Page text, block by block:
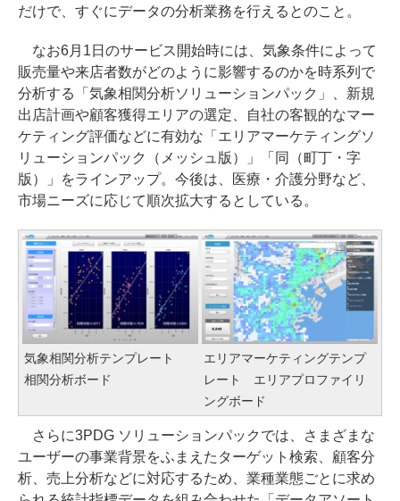
だけで、すぐにデータの分析業務を行えるとのこと。
なお6月1日のサービス開始時には、気象条件によって
販売量や来店者数がどのように影響するのかを時系列で
分析する「気象相関分析ソリューションパック」、新規
出店計画や顧客獲得エリアの選定、自社の客観的なマー
ケティング評価などに有効な「エリアマーケティングソ
リューションパック（メッシュ版）」「同（町丁・字
版）」をラインアップ。今後は、医療・介護分野など、
市場ニーズに応じて順次拡大するとしている。
気象相関分析テンプレート
相関分析ボード
エリアマーケティングテンプ
レート エリアプロファイリ
ングボード
さらに3PDG ソリューションパックでは、さまざまな
ユーザーの事業背景をふまえたターゲット検索、顧客分
析、売上分析などに対応するため、業種業態ごとに求め